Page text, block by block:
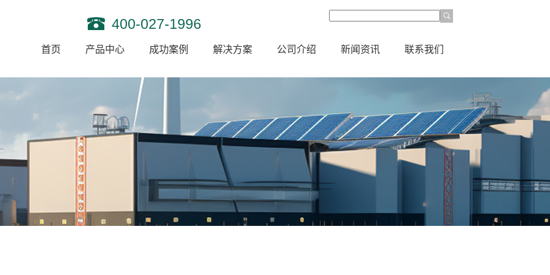
400-027-1996
首页 产品中心 成功案例 解决方案 公司介绍 新闻资讯 联系我们